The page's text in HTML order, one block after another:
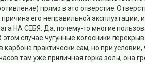
прямо в это отверстие.
его неправильной эксплуатации,
НА СЕБЯ. Да, почему-то многие
случае чугунные колосники
практически сам, но при
там уже приличная горка золы, она